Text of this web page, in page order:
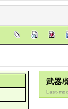
武器/
Last-